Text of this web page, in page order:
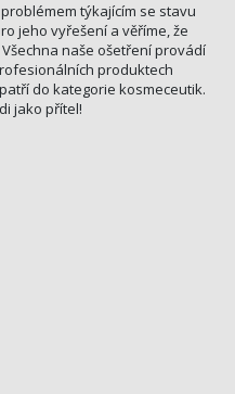
týkajícím se stavu
jeho vyřešení a věříme, že
naše ošetření provádí
produktech
do kategorie kosmeceutik.
jako přítel!